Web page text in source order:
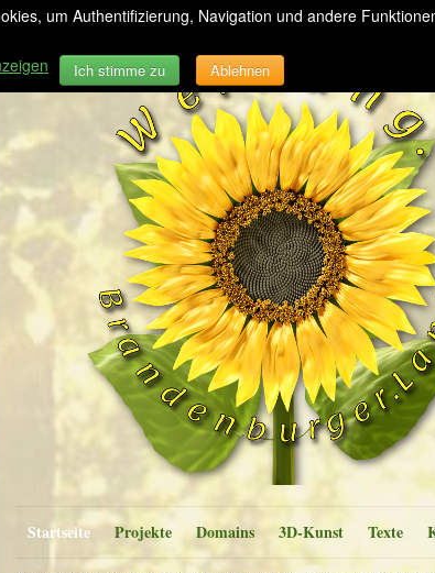
Startseite Projekte Domains 3D-Kunst Texte
um Authentifizierung, Navigation und andere
Ablehnen
Ich stimme zu